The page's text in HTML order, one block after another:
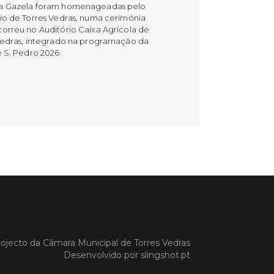
Gazela foram homenageadas pelo
de Torres Vedras, numa cerimónia
no Auditório Caixa Agrícola de
integrado na programação da
S. Pedro 2026
de
foi assinado na manhã de ontem, dia
numa cerimónia realizada no
da Câmara Municipal de Torres Vedras
Desenvolvido por slingshot.pt